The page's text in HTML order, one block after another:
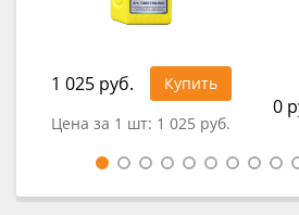
1 025 руб.
Купить
Цена за 1 шт: 1 025 руб.
0